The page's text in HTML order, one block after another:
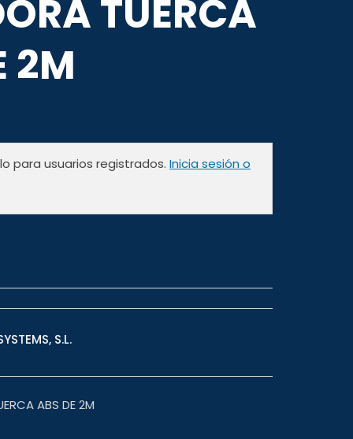
TUERCA
2M
para usuarios registrados. Inicia sesión o
S.L.
ABS DE 2M